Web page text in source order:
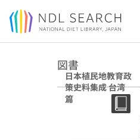
Jump to main content
図書
日本植民地教育政
策史料集成 台湾
篇